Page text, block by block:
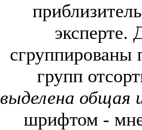
эксперте.
сгруппированы
групп
выделена общая
шрифтом -